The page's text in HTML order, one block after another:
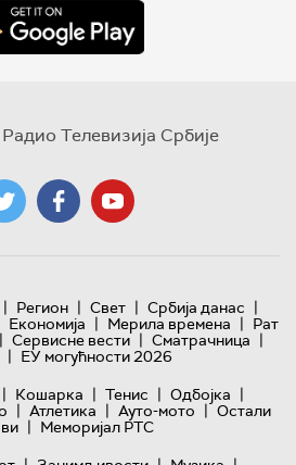
Радио Телевизија Србије
| Регион | Свет | Србија данас |
Економија | Мерила времена | Рат
| Сервисне вести | Сматрачница |
| ЕУ могућности 2026
| Кошарка | Тенис | Одбојка |
| Атлетика | Ауто-мото | Остали
| Меморијал РТС